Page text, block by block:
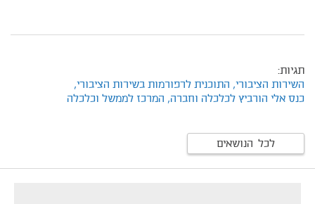
תגיות:
השירות הציבורי, התוכנית לרפורמות בשירות הציבורי,
כנס אלי הורביץ לכלכלה וחברה, המרכז לממשל וכלכלה
לכל הנושאים